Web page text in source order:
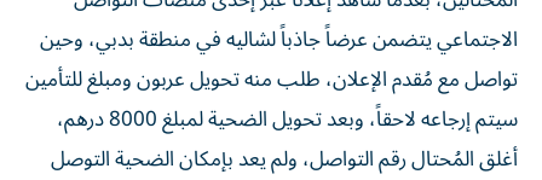
الاجتماعي يتضمن عرضاً جاذباً لشاليه في منطقة بدبي، وحين
تواصل مع مُقدم الإعلان، طلب منه تحويل عربون ومبلغ للتأمين
سيتم إرجاعه لاحقاً، وبعد تحويل الضحية لمبلغ 8000 درهم،
أغلق المُحتال رقم التواصل، ولم يعد بإمكان الضحية التوصل